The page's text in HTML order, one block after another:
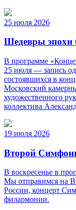
25 июля 2026
Шедевры эпохи
В программе
25 июля — запись
состоявшихся в
Московский
художественного
коллектива
19 июля 2026
Второй
В воскресенье в
Мы отправимся на
России, концерт
филармонии.